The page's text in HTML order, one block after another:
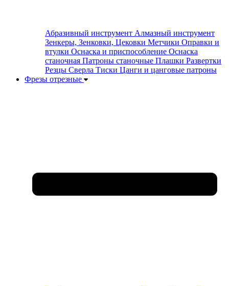
Абразивный инструмент Алмазный инструмент
Зенкеры, Зенковки, Цековки Метчики Оправки и
втулки Оснаска и приспособление Оснаска
станочная Патроны станочные Плашки Развертки
Резцы Сверла Тиски Цанги и цанговые патроны
Фрезы отрезные